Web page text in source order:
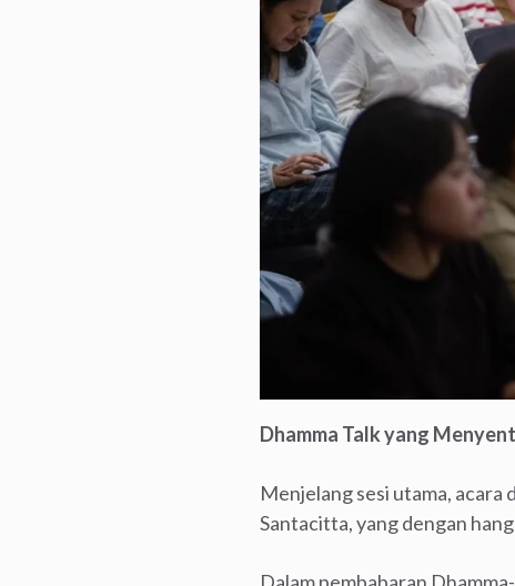
Dhamma Talk yang
Menjelang sesi utama, acara
Santacitta, yang dengan
Dalam pembabaran